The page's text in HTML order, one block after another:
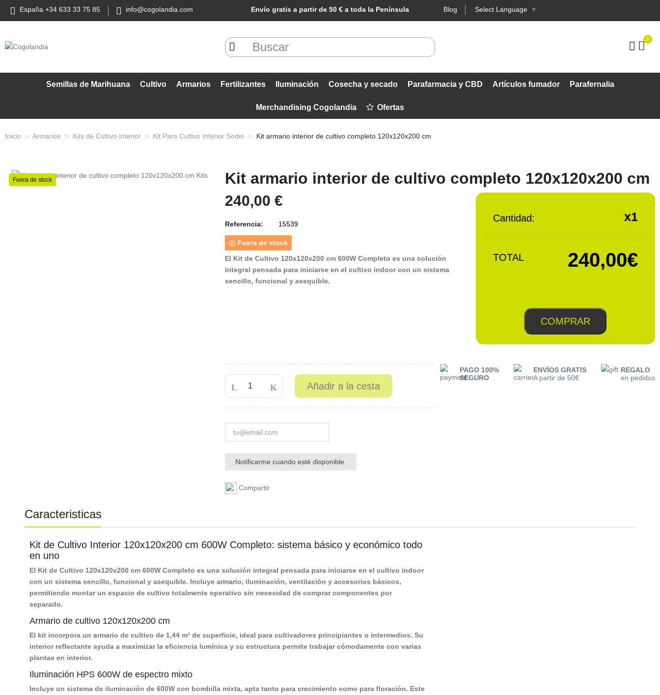
España +34 633 33 75 85 info@cogolandia.com Envío gratis a partir de 50 € a toda la Península Blog Select Language ▼
0
Semillas de Marihuana Cultivo Armarios Fertilizantes Iluminación Cosecha y secado Parafarmacia y CBD Artículos fumador Parafernalia
Merchandising Cogolandia Ofertas
Inicio Armarios Kits de Cultivo Interior Kit Para Cultivo Interior Sodio Kit armario interior de cultivo completo 120x120x200 cm
Fuera de stock Kit armario interior de cultivo completo 120x120x200 cm
240,00 €
Referencia: 15539
 Fuera de stock
El Kit de Cultivo 120x120x200 cm 600W Completo es una solución
integral pensada para iniciarse en el cultivo indoor con un sistema
sencillo, funcional y asequible.
Cantidad: x1
TOTAL 240,00€
COMPRAR
Añadir a la cesta
Notificarme cuando esté disponible.
Compartir
PAGO 100%
SEGURO
ENVÍOS GRATIS
A partir de 50€
REGALO
en pedidos
Caracteristicas
Kit de Cultivo Interior 120x120x200 cm 600W Completo: sistema básico y económico todo
en uno
El Kit de Cultivo 120x120x200 cm 600W Completo es una solución integral pensada para iniciarse en el cultivo indoor
con un sistema sencillo, funcional y asequible. Incluye armario, iluminación, ventilación y accesorios básicos,
permitiendo montar un espacio de cultivo totalmente operativo sin necesidad de comprar componentes por
separado.
Armario de cultivo 120x120x200 cm
El kit incorpora un armario de cultivo de 1,44 m² de superficie, ideal para cultivadores principiantes o intermedios. Su
interior reflectante ayuda a maximizar la eficiencia lumínica y su estructura permite trabajar cómodamente con varias
plantas en interior.
Iluminación HPS 600W de espectro mixto
Incluye un sistema de iluminación de 600W con bombilla mixta, apta tanto para crecimiento como para floración. Este